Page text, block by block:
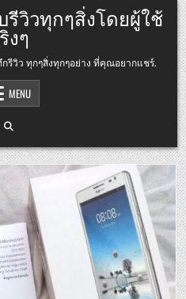
ว็บรีวิวทุกๆสิ่งโดยผู้ใช้
งๆ
รีวิว ทุกๆสิ่งทุกๆอย่าง ที่คุณอยากแชร์.
MENU